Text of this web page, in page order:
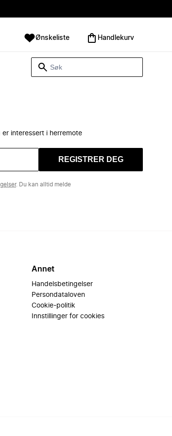
Ønskeliste Handlekurv
er interessert i herremote
REGISTRER DEG
. Du kan alltid melde
Annet
Handelsbetingelser
Persondataloven
Cookie-politik
Innstillinger for cookies